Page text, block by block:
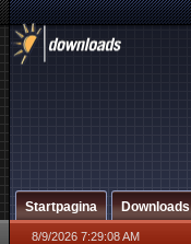
Startpagina Downloads
8/9/2026 7:29:08 AM